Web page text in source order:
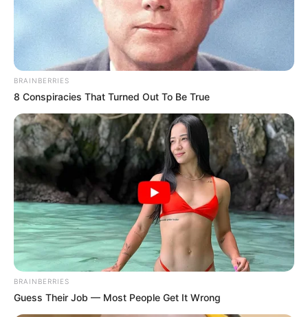
LA MAGIE
DES PIERRES
LOTERIES DU MONDE
BRAINBERRIES
8 Conspiracies That Turned Out To Be True
BRAINBERRIES
Guess Their Job — Most People Get It Wrong